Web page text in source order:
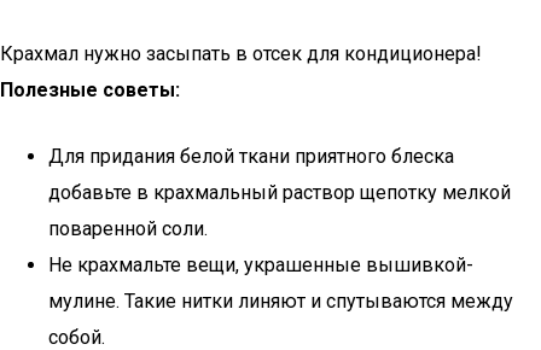
Крахмал нужно засыпать в отсек для кондиционера!
Полезные советы:
Для придания белой ткани приятного блеска
добавьте в крахмальный раствор щепотку мелкой
поваренной соли.
Не крахмальте вещи, украшенные вышивкой-
мулине. Такие нитки линяют и спутываются между
собой.